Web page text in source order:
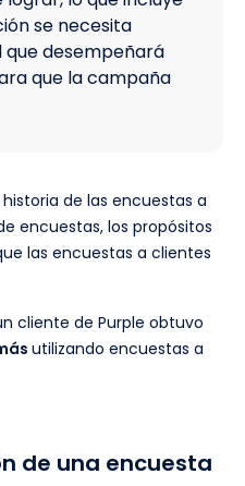
se necesita
desempeñará
que la campaña
de las encuestas a
encuestas, los propósitos
las encuestas a clientes
cliente de Purple obtuvo
utilizando encuestas a
de una encuesta